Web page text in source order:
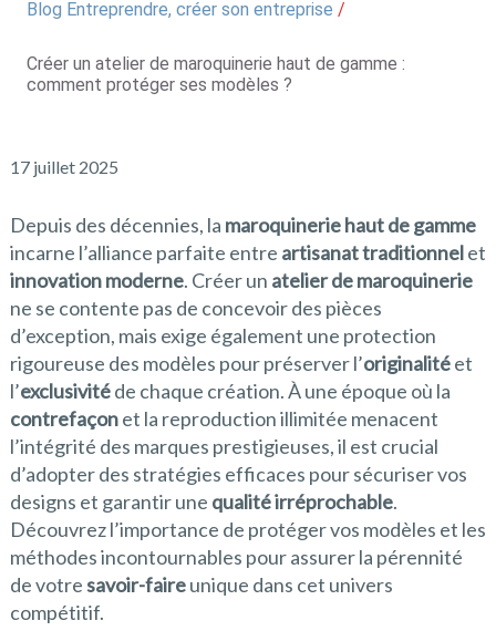
Blog Entreprendre, créer son entreprise /
Créer un atelier de maroquinerie haut de gamme :
comment protéger ses modèles ?
17 juillet 2025
Depuis des décennies, la maroquinerie haut de gamme
incarne l’alliance parfaite entre artisanat traditionnelet
innovation moderne. Créer un atelier de maroquinerie
ne se contente pas de concevoir des pièces
d’exception, mais exige également une protection
rigoureuse des modèles pour préserver l’originalitéet
l’exclusivitéde chaque création. À une époque où la
contrefaçonet la reproduction illimitée menacent
l’intégrité des marques prestigieuses, il est crucial
d’adopter des stratégies efficaces pour sécuriser vos
designs et garantir une qualité irréprochable.
Découvrez l’importance de protéger vos modèles et les
méthodes incontournables pour assurer la pérennité
de votresavoir-faireunique dans cet univers
compétitif.